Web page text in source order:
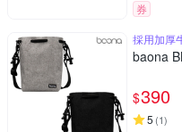
券
採用加厚
baona
$390
5 (1)